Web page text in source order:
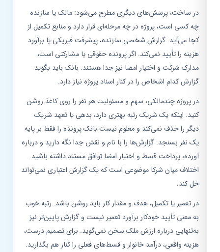
در ساخت، پرسش‌های دیگری مطرح می‌شود: مالک یا سازنده
چه کسی است، پروژه در چه مرحله‌ای قرار دارد و منابع تکمیل از
کجا می‌آید. گزارش شخصی سازنده، پیشرفت فیزیکی یا برآورد
هزینه را تأیید نمی‌کند. اگر پرونده حقوقی یا مشارکتی است،
مدارک شرکت و اختیار امضا نیز جدا هستند. بانک باید بگوید
گزارش کدام اشخاص را در کنار اسناد پروژه نیاز دارد.
در پروژه چندمالکی، سهم و مسئولیت هر نفر را روی کاغذ روشن
کنید. اینکه یک شریک رتبه بهتری دارد، بدهی یا تعهد شریک
دیگر را حذف نمی‌کند و معلوم نیست بانک پرونده را فقط بر پایه
یک نفر بسنجد. گزارش‌ها را با نام و نقش جدا نگه دارید و درباره
آورده، پرداخت قسط و اختیار امضا توافق مستند داشته باشید.
اختلاف میان شرکا موضوعی است که یک گزارش اعتباری نمی‌تواند
حل کند.
در تعمیر یا تکمیل، هدف و مقدار کار باید روشن باشد. رتبه خوب
به معنی تأیید خودکار برآورد تعمیر نیست و گزارش پایین‌تر نیز
به‌تنهایی درباره ارزش ملک سخن نمی‌گوید. برای تصمیم درست،
هزینه واقعی، درآمد خانوار و قسط‌های فعلی را کنار هم بگذارید.